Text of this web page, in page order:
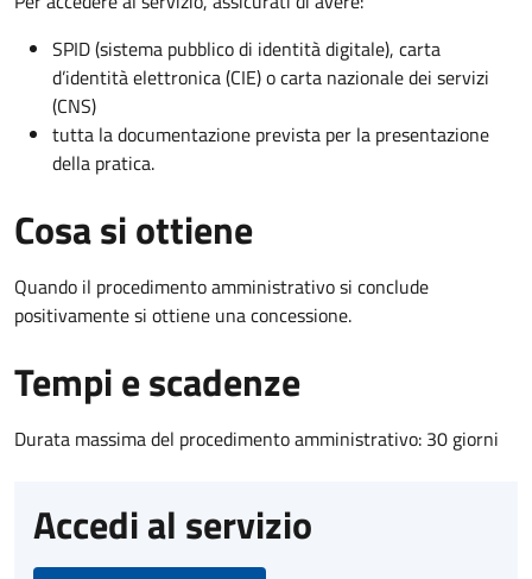
SPID (sistema pubblico di identità digitale), carta
d’identità elettronica (CIE) o carta nazionale dei servizi
(CNS)
tutta la documentazione prevista per la presentazione
della pratica.
Cosa si ottiene
Quando il procedimento amministrativo si conclude
positivamente si ottiene una concessione.
Tempi e scadenze
Durata massima del procedimento amministrativo: 30 giorni
Accedi al servizio